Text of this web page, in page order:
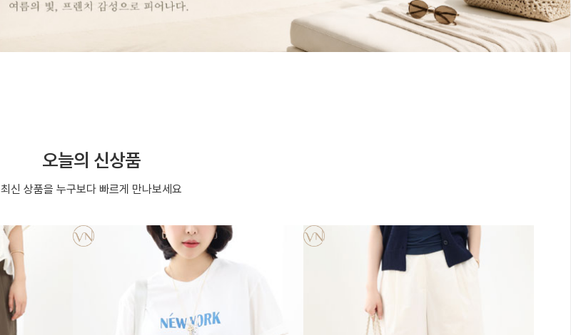
오늘의 신상품
최신 상품을 누구보다 빠르게 만나보세요